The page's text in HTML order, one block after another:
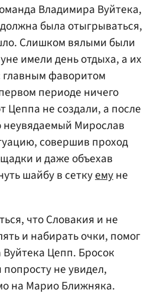
Владимира Вуйтека,
была отыгрываться,
Слишком вялыми были
имели день отдыха, а их
главным фаворитом
периоде ничего
Цеппа не создали, а после
неувядаемый Мирослав
совершив проход
и даже объехав
шайбу в сеткуемуне
что Словакия и не
и набирать очки, помог
Цепп. Бросок
не увидел,
на Марио Ближняка.